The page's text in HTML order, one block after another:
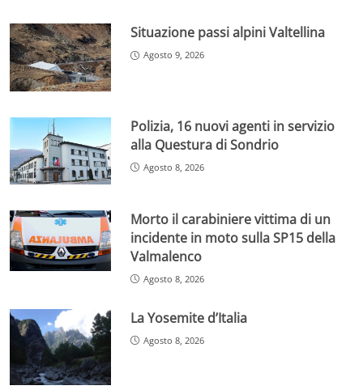
Situazione passi alpini Valtellina
Agosto 9, 2026
Polizia, 16 nuovi agenti in servizio
alla Questura di Sondrio
Agosto 8, 2026
Morto il carabiniere vittima di un
incidente in moto sulla SP15 della
Valmalenco
Agosto 8, 2026
La Yosemite d’Italia
Agosto 8, 2026